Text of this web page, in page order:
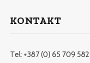
KONTAKT
Tel: +387 (0) 65 709 582